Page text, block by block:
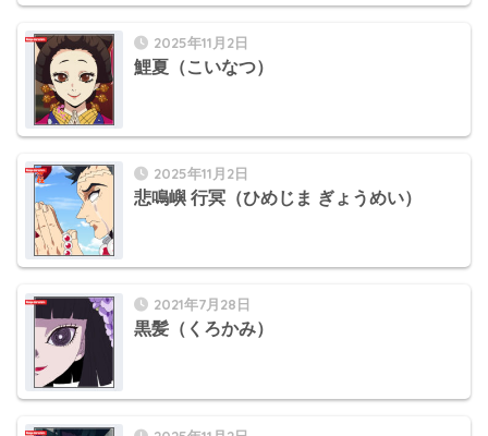
2025年11月2日
鯉夏（こいなつ）
2025年11月2日
悲鳴嶼 行冥（ひめじま ぎょうめい）
2021年7月28日
黒髪（くろかみ）